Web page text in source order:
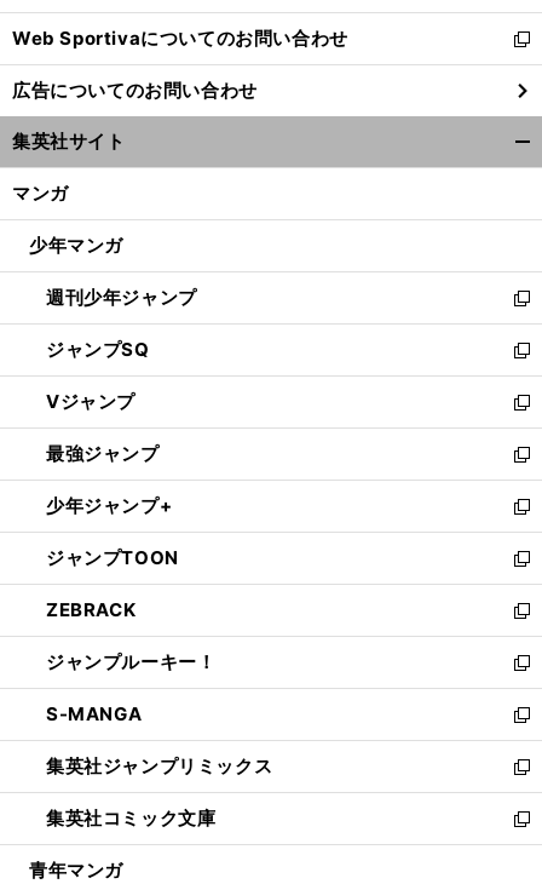
開
く
Web Sportivaについてのお問い合わせ
新
し
い
ウ
ィ
ン
ウ
開
く
広告についてのお問い合わせ
集英社サイト
マンガ
少年マンガ
週刊少年ジャンプ
新
し
い
ウ
ィ
ン
ド
ウ
で
開
く
ジャンプSQ
新
し
い
ウ
ィ
ン
ド
ウ
で
開
く
Vジャンプ
新
し
い
ウ
ィ
ン
ド
ウ
で
開
く
最強ジャンプ
新
し
い
ウ
ィ
ン
ド
ウ
で
開
く
少年ジャンプ+
新
し
い
ウ
ィ
ン
ド
ウ
で
開
く
ジャンプTOON
新
し
い
ウ
ィ
ン
ド
ウ
で
開
く
ZEBRACK
新
し
い
ウ
ィ
ン
ド
ウ
で
開
ジャンプルーキー！
新
し
い
ウ
ィ
ン
ド
ウ
S-MANGA
新
し
い
ウ
ィ
ン
集英社ジャンプリミックス
新
し
い
ウ
集英社コミック文庫
新
し
青年マンガ